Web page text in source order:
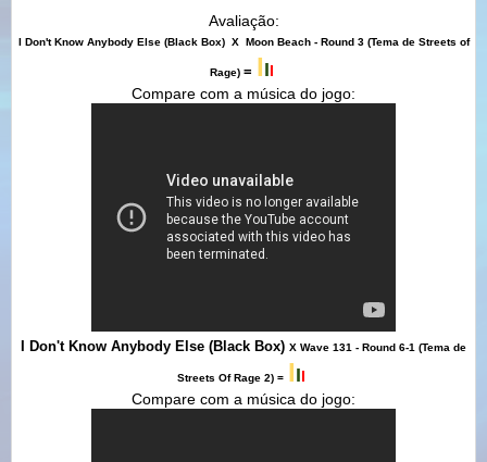
Avaliação:
I Don't Know Anybody Else (Black Box) X Moon Beach - Round 3 (Tema de Streets of
Rage) = III
Compare com a música do jogo:
I Don't Know Anybody Else (Black Box) X Wave 131 - Round 6-1 (Tema de
Streets Of Rage 2) = III
Compare com a música do jogo: